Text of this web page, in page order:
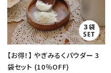
【お得！】 やぎみるくパウダー 3
袋セット (10％OFF)